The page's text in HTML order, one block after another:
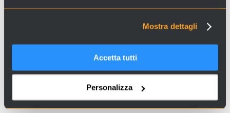
Mostra dettagli
Accetta tutti
Personalizza